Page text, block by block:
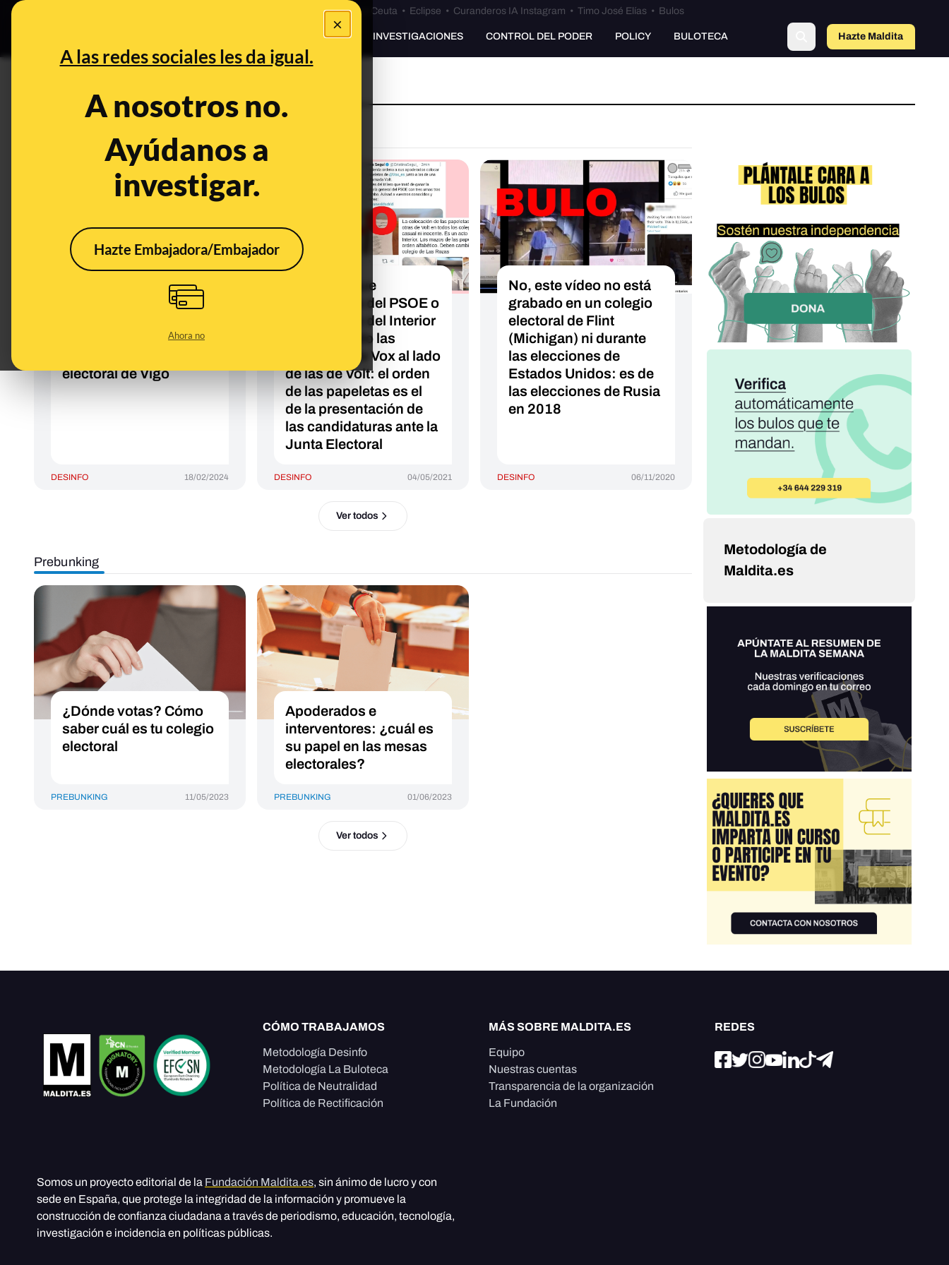
×
A las redes sociales les da igual.
A nosotros no.
Ayúdanos a
investigar.
Hazte Embajadora/Embajador
Ahora no
Especial Ceuta•Bulos Ceuta • Eclipse • Curanderos IA Instagram • Timo José Elías • Bulos
PREBUNKING INVESTIGACIONES CONTROL DEL PODER POLICY BULOTECA Hazte Maldita
colegio electoral
Qué sabemos sobre
una supuesta agresión
Partido Popular a uno
electoral de Vigo
DESINFO 18/02/2024
El bulo de que
apoderados del PSOE o
el Ministerio del Interior
han colocado las
papeletas de Vox al lado
de las de Volt: el orden
de las papeletas es el
de la presentación de
las candidaturas ante la
Junta Electoral
DESINFO 04/05/2021
No, este vídeo no está
grabado en un colegio
electoral de Flint
(Michigan) ni durante
las elecciones de
Estados Unidos: es de
las elecciones de Rusia
en 2018
DESINFO 06/11/2020
Ver todos
Prebunking
¿Dónde votas? Cómo
saber cuál es tu colegio
electoral
PREBUNKING 11/05/2023
Apoderados e
interventores: ¿cuál es
su papel en las mesas
electorales?
PREBUNKING 01/06/2023
Ver todos
Metodología de
Maldita.es
CÓMO TRABAJAMOS
Metodología Desinfo
Metodología La Buloteca
Política de Neutralidad
Política de Rectificación
MÁS SOBRE MALDITA.ES
Equipo
Nuestras cuentas
Transparencia de la organización
La Fundación
REDES
Somos un proyecto editorial de la Fundación Maldita.es, sin ánimo de lucro y con
sede en España, que protege la integridad de la información y promueve la
construcción de confianza ciudadana a través de periodismo, educación, tecnología,
investigación e incidencia en políticas públicas.